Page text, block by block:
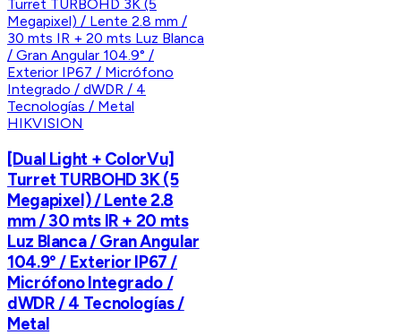
HIKVISION
[Dual Light + ColorVu]
Turret TURBOHD 3K (5
Megapixel) / Lente 2.8
mm / 30 mts IR + 20 mts
Luz Blanca / Gran Angular
104.9° / Exterior IP67 /
Micrófono Integrado /
dWDR / 4 Tecnologías /
Metal